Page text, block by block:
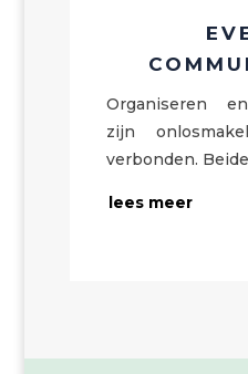
Organiseren
zijn
verbonden.
lees meer